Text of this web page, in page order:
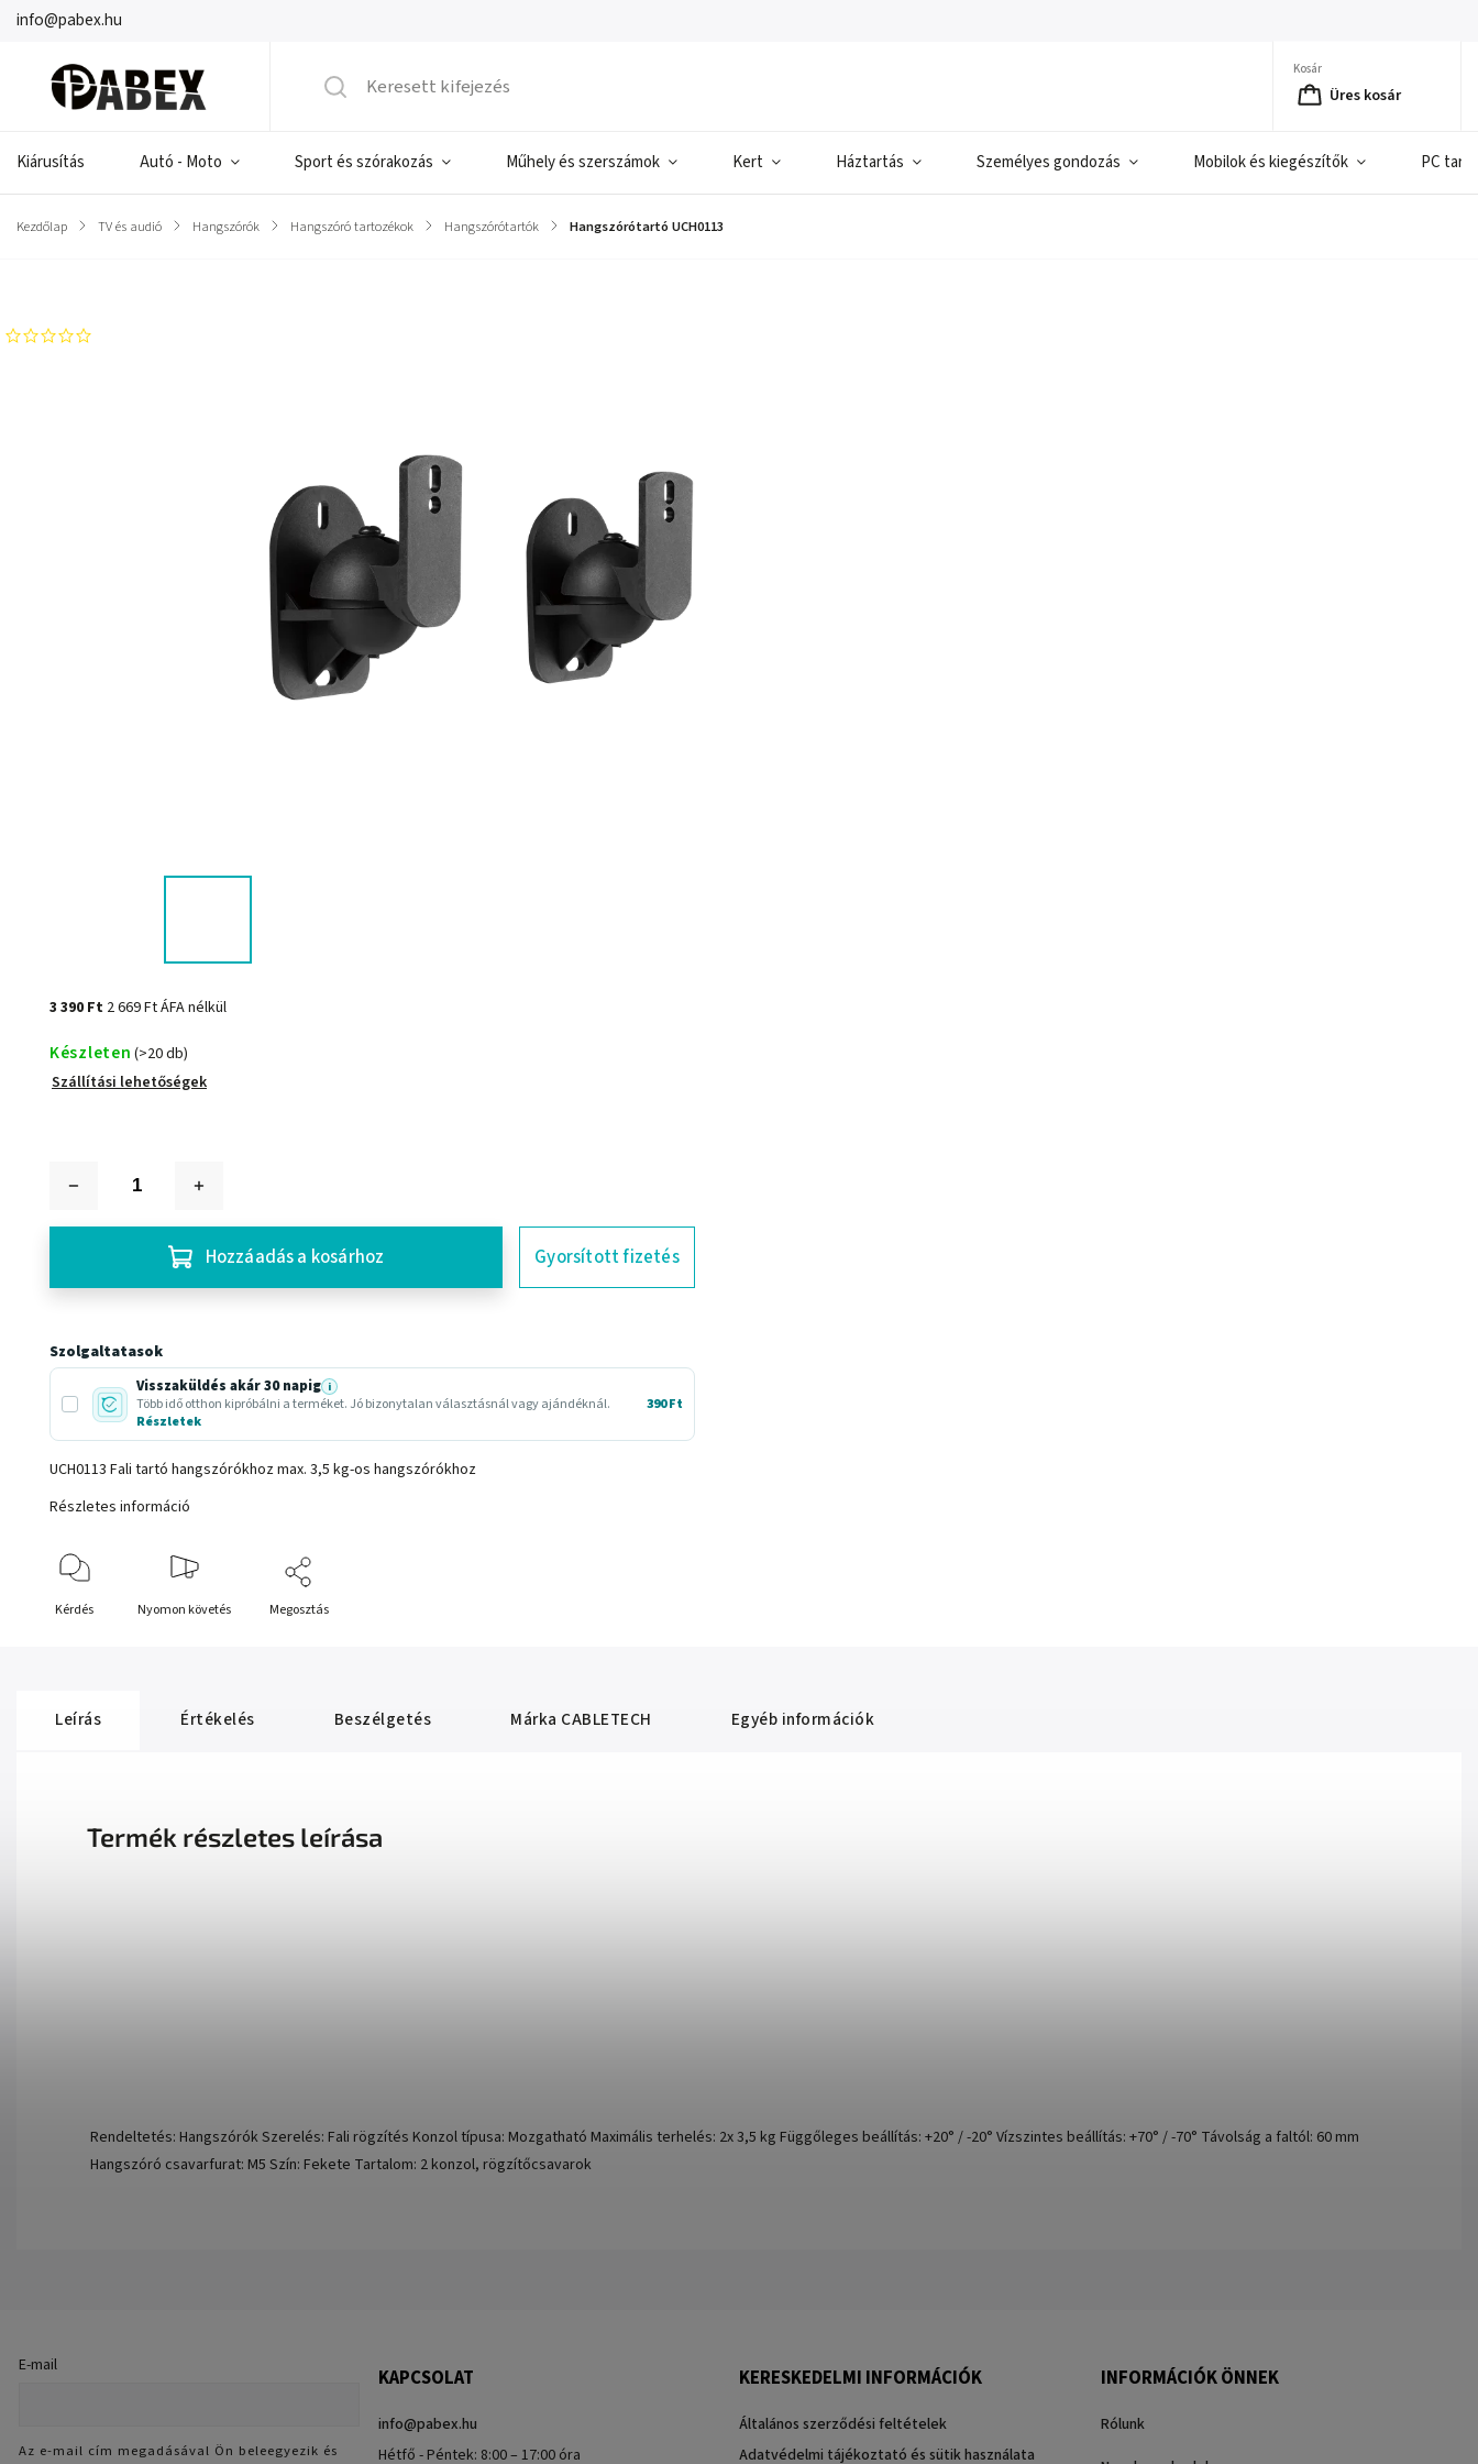
info@pabex.hu
Kosár
Üres kosár
Kiárusítás Autó - Moto Sport és szórakozás Műhely és szerszámok Kert Háztartás Személyes gondozás Mobilok és kiegészítők PC
Kezdőlap / TV és audió / Hangszórók / Hangszóró tartozékok / Hangszórótartók / Hangszórótartó UCH0113
3 390 Ft 2 669 Ft ÁFA nélkül
Készleten (>20 db)
Szállítási lehetőségek
Hozzáadás a kosárhoz Gyorsított fizetés
Szolgaltatasok
Visszaküldés akár 30 napig i
Több idő otthon kipróbálni a terméket. Jó bizonytalan választásnál vagy ajándéknál.
Részletek
390 Ft
UCH0113 Fali tartó hangszórókhoz max. 3,5 kg-os hangszórókhoz
Részletes információ
Kérdés Nyomon követés Megosztás
Leírás Értékelés Beszélgetés Márka CABLETECH Egyéb információk
Termék részletes leírása
Rendeltetés: Hangszórók Szerelés: Fali rögzítés Konzol típusa: Mozgatható Maximális terhelés: 2x 3,5 kg Függőleges beállítás: +20° / -20° Vízszintes beállítás: +70° / -70° Távolság a faltól: 60 mm
Hangszóró csavarfurat: M5 Szín: Fekete Tartalom: 2 konzol, rögzítőcsavarok
E-mail
Az e-mail cím megadásával Ön beleegyezik és
KAPCSOLAT
info@pabex.hu
Hétfő - Péntek: 8:00 – 17:00 óra
KERESKEDELMI INFORMÁCIÓK
Általános szerződési feltételek
Adatvédelmi tájékoztató és sütik használata
INFORMÁCIÓK ÖNNEK
Rólunk